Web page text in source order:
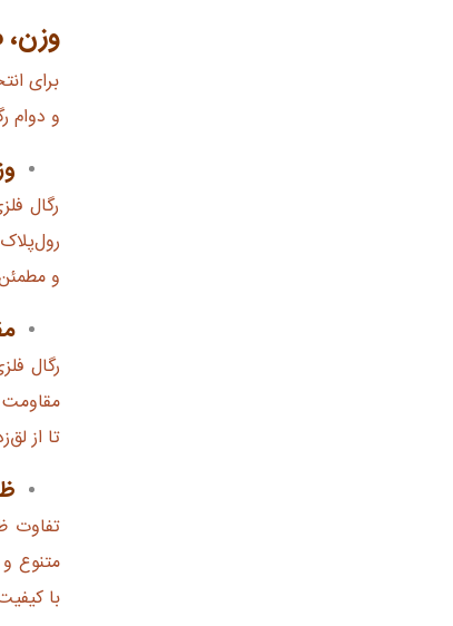
وزن،
برای
و دوام
رگال
و
رگال
مقاومت
تا از
تفاوت
متنوع
با